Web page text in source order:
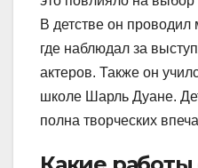
В детстве он проводил
где наблюдал за
актеров. Также он
школе Шарль Дуане.
полна творческих